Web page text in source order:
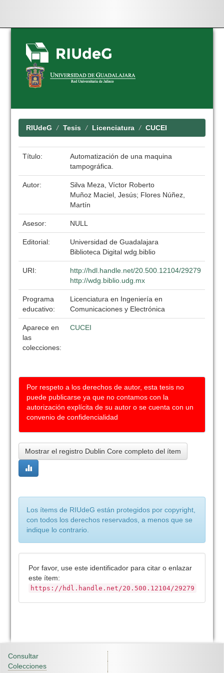
Skip
navigation
RIUdeG Tesis Licenciatura CUCEI
Título:
Automatización de una maquina
tampográfica.
Autor:
Silva Meza, Víctor Roberto
Muñoz Maciel, Jesús; Flores Núñez,
Martín
Asesor: NULL
Editorial:
Universidad de Guadalajara
Biblioteca Digital wdg.biblio
URI:
http://hdl.handle.net/20.500.12104/29279
http://wdg.biblio.udg.mx
Programa
educativo:
Licenciatura en Ingeniería en
Comunicaciones y Electrónica
Aparece en
las
colecciones:
CUCEI
Por respeto a los derechos de autor, esta tesis no
puede publicarse ya que no contamos con la
autorización explícita de su autor o se cuenta con un
convenio de confidencialidad
Mostrar el registro Dublin Core completo del ítem
Los ítems de RIUdeG están protegidos por copyright,
con todos los derechos reservados, a menos que se
indique lo contrario.
Por favor, use este identificador para citar o enlazar
este ítem:
https://hdl.handle.net/20.500.12104/29279
Consultar
Colecciones